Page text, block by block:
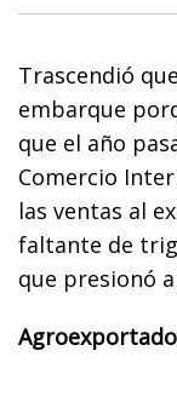
Trascendió
embarque
que el año
Comercio
las ventas al
faltante de
que presionó